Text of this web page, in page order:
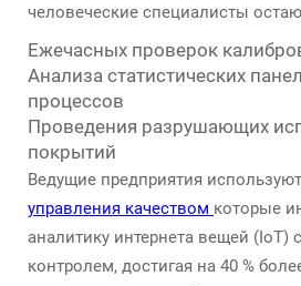
человеческие специалисты
Ежечасных проверок
Анализа статистических
процессов
Проведения разрушающих
покрытий
Ведущие предприятия используют
управления качеством которые
аналитику интернета вещей (IoT)
контролем, достигая на 40 %